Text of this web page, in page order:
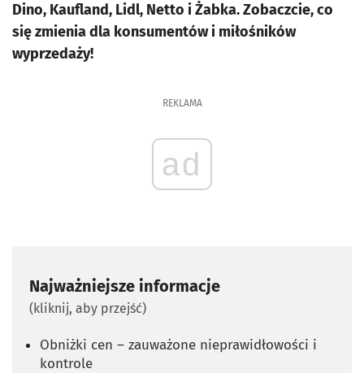
Dino, Kaufland, Lidl, Netto i Żabka. Zobaczcie, co
się zmienia dla konsumentów i miłośników
wyprzedaży!
REKLAMA
ad
Najważniejsze informacje
(kliknij, aby przejść)
Obniżki cen – zauważone nieprawidłowości i
kontrole